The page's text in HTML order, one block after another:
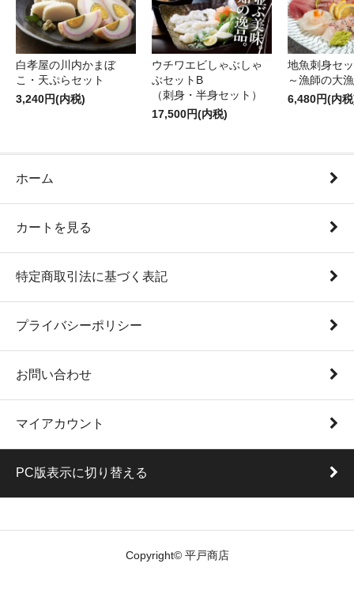
白孝屋の川内かまぼ
こ・天ぷらセット
3,240円(内税)
ウチワエビしゃぶしゃ
ぶセットB
（刺身・半身セット）
17,500円(内税)
地魚刺身セ
～漁師の大
6,480円(内
ホーム
カートを見る
特定商取引法に基づく表記
プライバシーポリシー
お問い合わせ
マイアカウント
PC版表示に切り替える
Copyright© 平戸商店